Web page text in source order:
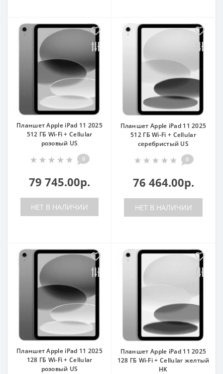
Планшет Apple iPad 11 2025
512 ГБ Wi-Fi + Cellular
розовый US
0
79 745.00р.
НЕТ В НАЛИЧИИ
Планшет Apple iPad 11 2025
512 ГБ Wi-Fi + Cellular
серебристый US
0
76 464.00р.
НЕТ В НАЛИЧИИ
Планшет Apple iPad 11 2025
128 ГБ Wi-Fi + Cellular
розовый US
Планшет Apple iPad 11 2025
128 ГБ Wi-Fi + Cellular желтый
HK